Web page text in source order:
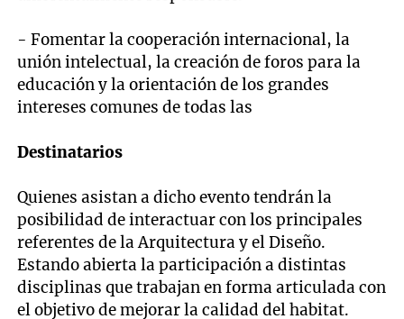
- Fomentar la cooperación internacional, la
unión intelectual, la creación de foros para la
educación y la orientación de los grandes
intereses comunes de todas las
Destinatarios
Quienes asistan a dicho evento tendrán la
posibilidad de interactuar con los principales
referentes de la Arquitectura y el Diseño.
Estando abierta la participación a distintas
disciplinas que trabajan en forma articulada con
el objetivo de mejorar la calidad del habitat.